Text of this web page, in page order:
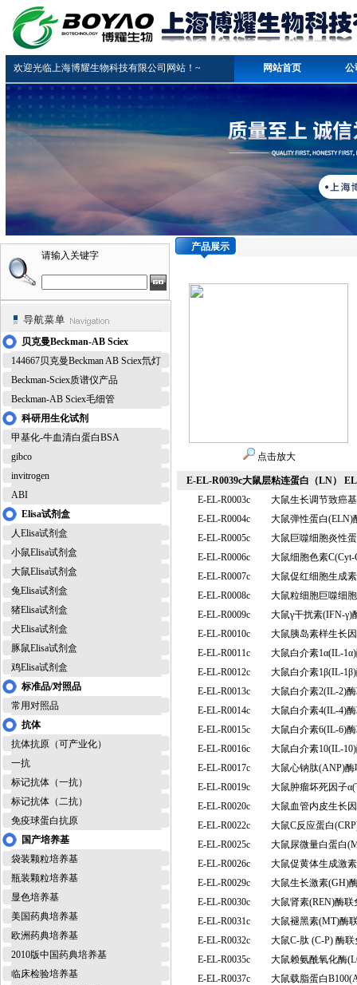
欢迎光临上海博耀生物科技有限公司网站！~ 网站首页 公
请输入关键字
贝克曼Beckman-AB Sciex
144667贝克曼Beckman AB Sciex氘灯
Beckman-Sciex质谱仪产品
Beckman-AB Sciex毛细管
科研用生化试剂
甲基化-牛血清白蛋白BSA
gibco
invitrogen
ABI
Elisa试剂盒
人Elisa试剂盒
小鼠Elisa试剂盒
大鼠Elisa试剂盒
兔Elisa试剂盒
猪Elisa试剂盒
犬Elisa试剂盒
豚鼠Elisa试剂盒
鸡Elisa试剂盒
标准品/对照品
常用对照品
抗体
抗体抗原（可产业化）
一抗
标记抗体（一抗）
标记抗体（二抗）
免疫球蛋白抗原
国产培养基
袋装颗粒培养基
瓶装颗粒培养基
显色培养基
美国药典培养基
欧洲药典培养基
2010版中国药典培养基
临床检验培养基
产品展示
点击放大
E-EL-R0039c大鼠层粘连蛋白（LN）
E-EL-R0003c
大鼠生长调节致癌
E-EL-R0004c
大鼠弹性蛋白
E-EL-R0005c
大鼠巨噬细胞炎性
E-EL-R0006c
大鼠细胞色素
E-EL-R0007c
大鼠促红细胞生成
E-EL-R0008c
大鼠粒细胞巨噬细
E-EL-R0009c
大鼠γ干扰素(IFN-γ)
E-EL-R0010c
大鼠胰岛素样生长
E-EL-R0011c
大鼠白介素1α(IL-
E-EL-R0012c
大鼠白介素1β(IL-
E-EL-R0013c
大鼠白介素2(IL-2)
E-EL-R0014c
大鼠白介素4(IL-4)
E-EL-R0015c
大鼠白介素6(IL-6)
E-EL-R0016c
大鼠白介素10(IL-
E-EL-R0017c
大鼠心钠肽(ANP)
E-EL-R0019c
大鼠肿瘤坏死因子
E-EL-R0020c
大鼠血管内皮生长
E-EL-R0022c
大鼠C反应蛋白
E-EL-R0025c
大鼠尿微量白蛋白
E-EL-R0026c
大鼠促黄体生成激
E-EL-R0029c
大鼠生长激素(GH)
E-EL-R0030c
大鼠肾素(REN)酶
E-EL-R0031c
大鼠褪黑素(MT)酶
E-EL-R0032c
大鼠C-肽 (C-P) 酶
E-EL-R0035c
大鼠赖氨酰氧化酶
E-EL-R0037c
大鼠载脂蛋白